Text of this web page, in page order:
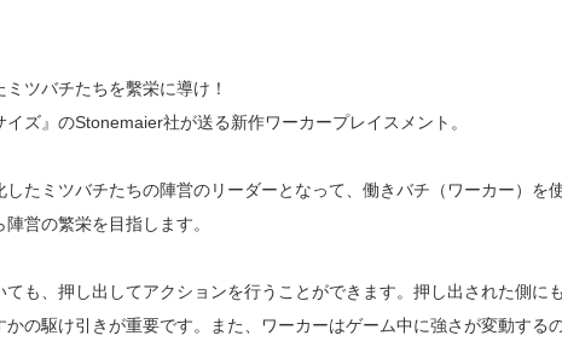
ツバチたちを繫栄に導け！
イズ』のStonemaier社が送る新作ワーカープレイスメント。
したミツバチたちの陣営のリーダーとなって、働きバチ（ワーカー）を
営の繁栄を目指します。
も、押し出してアクションを行うことができます。押し出された側に
かの駆け引きが重要です。また、ワーカーはゲーム中に強さが変動する